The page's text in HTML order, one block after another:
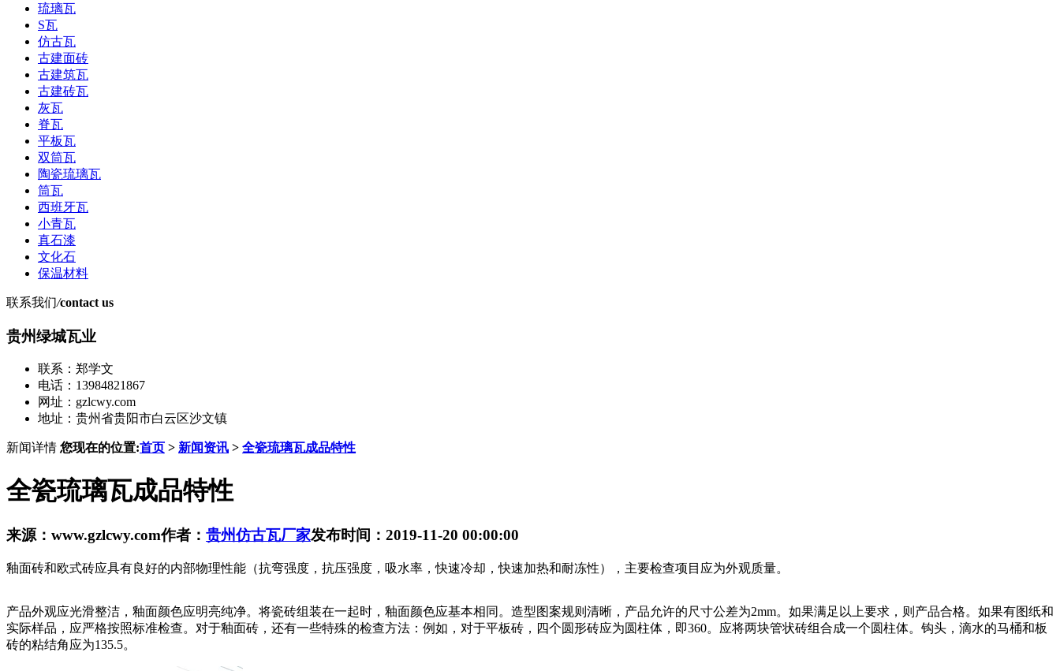
琉璃瓦
S瓦
仿古瓦
古建面砖
古建筑瓦
古建砖瓦
灰瓦
脊瓦
平板瓦
双筒瓦
陶瓷琉璃瓦
筒瓦
西班牙瓦
小青瓦
真石漆
文化石
保温材料
联系我们/contact us
贵州绿城瓦业
联系：郑学文
电话：13984821867
网址：gzlcwy.com
地址：贵州省贵阳市白云区沙文镇
新闻详情 您现在的位置:首页 > 新闻资讯 > 全瓷琉璃瓦成品特性
全瓷琉璃瓦成品特性
来源：www.gzlcwy.com作者： 贵州仿古瓦厂家发布时间：2019-11-20 00:00:00
釉面砖和欧式砖应具有良好的内部物理性能（抗弯强度，抗压强度，吸水率，快速冷却，快速加热和耐冻性），主要检查项目应为外观质量。
产品外观应光滑整洁，釉面颜色应明亮纯净。将瓷砖组装在一起时，釉面颜色应基本相同。造型图案规则清晰，产品允许的尺寸公差为2mm。如果满足以上要求，则产品合格。如果有图纸和
实际样品，应严格按照标准检查。对于釉面砖，还有一些特殊的检查方法：例如，对于平板砖，四个圆形砖应为圆柱体，即360。应将两块管状砖组合成一个圆柱体。钩头，滴水的马桶和板
砖的粘结角应为135.5。